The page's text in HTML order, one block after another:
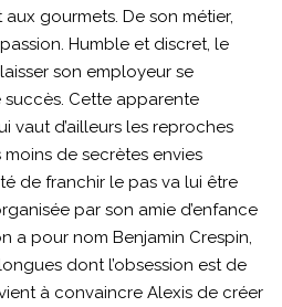
gourmets. De son métier,
Humble et discret, le
son employeur se
Cette apparente
vaut d’ailleurs les reproches
moins de secrètes envies
de franchir le pas va lui être
par son amie d’enfance
a pour nom Benjamin Crespin,
dont l’obsession est de
à convaincre Alexis de créer